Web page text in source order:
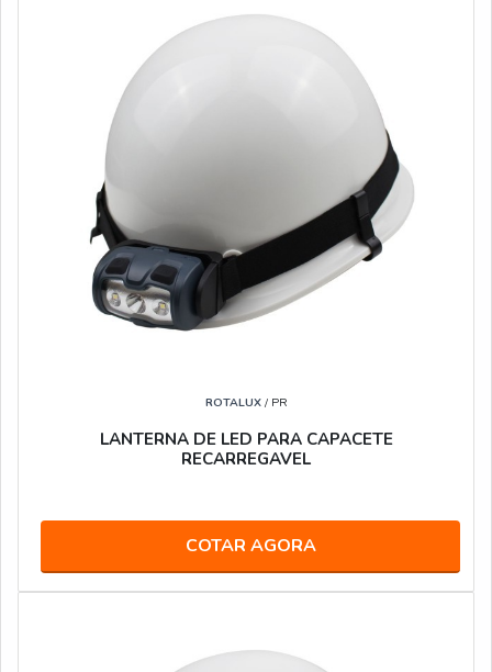
ROTALUX/ PR
LANTERNA DE LED PARA CAPACETE
RECARREGAVEL
COTAR AGORA